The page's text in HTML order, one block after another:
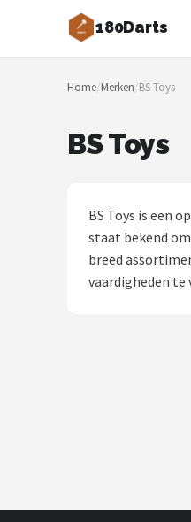
180Darts
Zoeken
NAVIGATIE
Dartspelers
Home/Merken/BS Toys
BS Toys
BS Toys is een
staat bekend
breed
vaardigheden